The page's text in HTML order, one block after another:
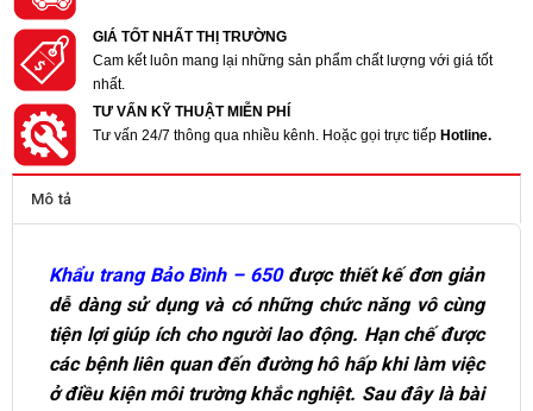
GIÁ TỐT NHẤT THỊ TRƯỜNG
Cam kết luôn mang lại những sản phẩm chất lượng với giá tốt
nhất.
TƯ VẤN KỸ THUẬT MIỄN PHÍ
Tư vấn 24/7 thông qua nhiều kênh. Hoặc gọi trực tiếp Hotline.
Mô tả
Khẩu trang Bảo Bình – 650 được thiết kế đơn giản
dễ dàng sử dụng và có những chức năng vô cùng
tiện lợi giúp ích cho người lao động. Hạn chế được
các bệnh liên quan đến đường hô hấp khi làm việc
ở điều kiện môi trường khắc nghiệt. Sau đây là bài